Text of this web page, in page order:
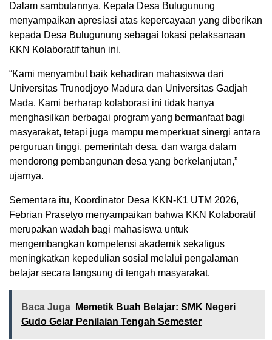
Dalam sambutannya, Kepala Desa Bulugunung
menyampaikan apresiasi atas kepercayaan yang diberikan
kepada Desa Bulugunung sebagai lokasi pelaksanaan
KKN Kolaboratif tahun ini.
“Kami menyambut baik kehadiran mahasiswa dari
Universitas Trunodjoyo Madura dan Universitas Gadjah
Mada. Kami berharap kolaborasi ini tidak hanya
menghasilkan berbagai program yang bermanfaat bagi
masyarakat, tetapi juga mampu memperkuat sinergi antara
perguruan tinggi, pemerintah desa, dan warga dalam
mendorong pembangunan desa yang berkelanjutan,”
ujarnya.
Sementara itu, Koordinator Desa KKN-K1 UTM 2026,
Febrian Prasetyo menyampaikan bahwa KKN Kolaboratif
merupakan wadah bagi mahasiswa untuk
mengembangkan kompetensi akademik sekaligus
meningkatkan kepedulian sosial melalui pengalaman
belajar secara langsung di tengah masyarakat.
Baca Juga
Memetik Buah Belajar: SMK Negeri
Gudo Gelar Penilaian Tengah Semester